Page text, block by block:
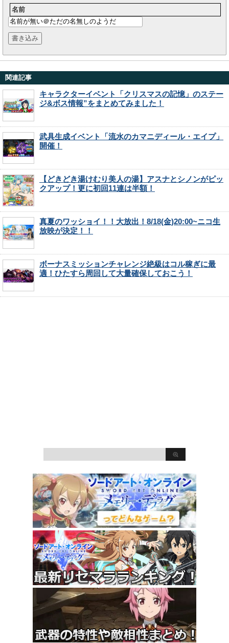
名前
関連記事
キャラクターイベント「クリスマスの記憶」のステー
ジ&ボス情報”をまとめてみました！
武具生成イベント「流水のカマニディール・エイプ」
開催！
【どきどき湯けむり美人の湯】アスナとシノンがピッ
クアップ！更に初回11連は半額！
真夏のワッショイ！！大放出！8/18(金)20:00~ニコ生
放映が決定！！
ボーナスミッションチャレンジ絶級はコル稼ぎに最
適！ひたすら周回して大量確保しておこう！